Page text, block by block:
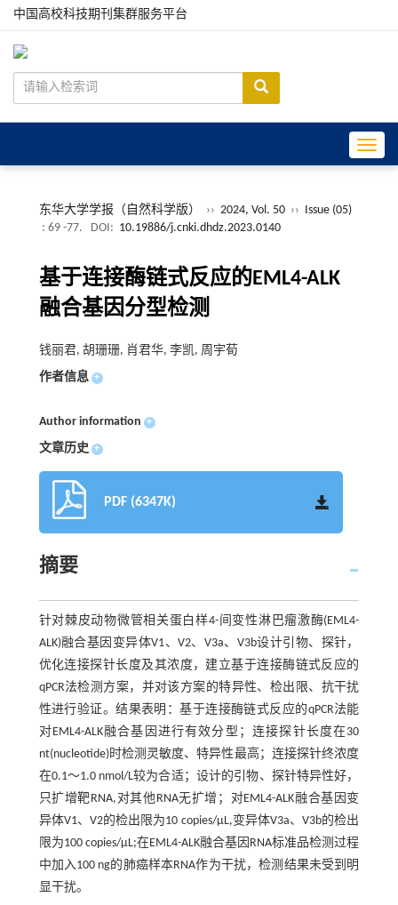
中国高校科技期刊集群服务平台
东华大学学报（自然科学版） ›› 2024, Vol. 50 ›› Issue (05)
: 69 -77.
DOI: 10.19886/j.cnki.dhdz.2023.0140
基于连接酶链式反应的EML4-ALK
融合基因分型检测
钱丽君, 胡珊珊, 肖君华, 李凯, 周宇荀
作者信息 +
Author information +
文章历史 +
PDF (6347K)
摘要
针对棘皮动物微管相关蛋白样4-间变性淋巴瘤激酶(EML4-
ALK)融合基因变异体V1、V2、V3a、V3b设计引物、探针，
优化连接探针长度及其浓度，建立基于连接酶链式反应的
qPCR法检测方案，并对该方案的特异性、检出限、抗干扰
性进行验证。结果表明：基于连接酶链式反应的qPCR法能
对EML4-ALK融合基因进行有效分型；连接探针长度在30
nt(nucleotide)时检测灵敏度、特异性最高；连接探针终浓度
在0.1～1.0 nmol/L较为合适；设计的引物、探针特异性好，
只扩增靶RNA,对其他RNA无扩增；对EML4-ALK融合基因变
异体V1、V2的检出限为10 copies/μL,变异体V3a、V3b的检出
限为100 copies/μL;在EML4-ALK融合基因RNA标准品检测过程
中加入100 ng的肺癌样本RNA作为干扰，检测结果未受到明
显干扰。